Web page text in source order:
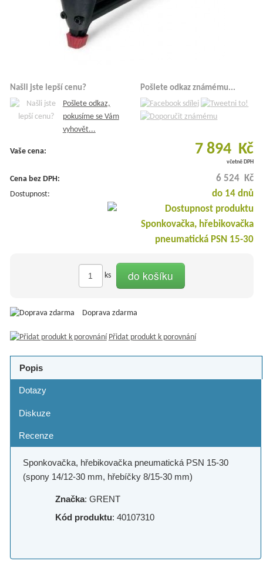
Našli jste lepší cenu?
Pošlete odkaz,
pokusíme se Vám
vyhovět...
Pošlete odkaz známému...
Vaše cena: 7 894 Kč
včetně DPH
Cena bez DPH: 6 524 Kč
Dostupnost: do 14 dnů
ks do košíku
Doprava zdarma
Přidat produkt k porovnání
Popis
Dotazy
Diskuze
Recenze
Sponkovačka, hřebikovačka pneumatická PSN 15-30
(spony 14/12-30 mm, hřebíčky 8/15-30 mm)
Značka: GRENT
Kód produktu: 40107310